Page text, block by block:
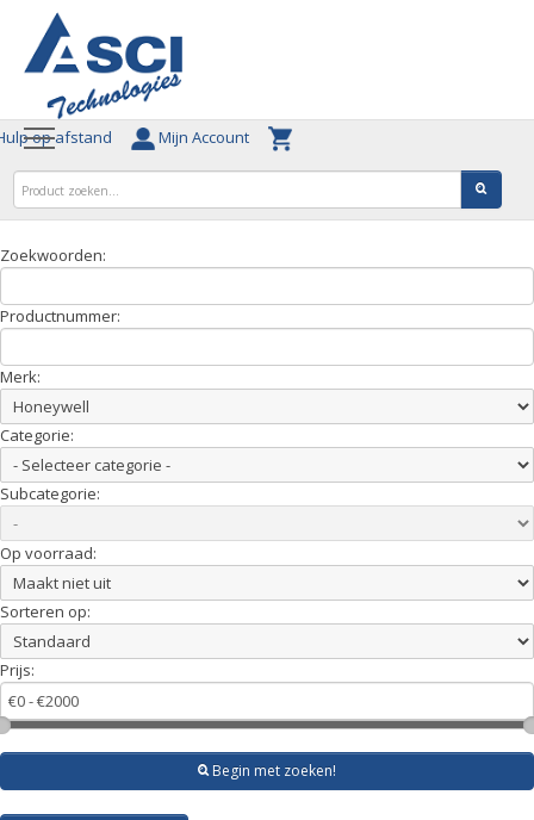
op afstand Mijn Account
Zoekwoorden:
Productnummer:
Merk:
Categorie:
Subcategorie:
Op voorraad:
Sorteren op:
Prijs:
Begin met zoeken!